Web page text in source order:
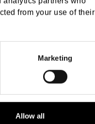
from your use of their
Marketing
Allow all
oder
auch nicht zu
den verknüpften